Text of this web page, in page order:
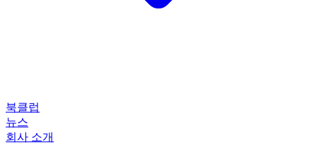
북클럽
뉴스
회사 소개